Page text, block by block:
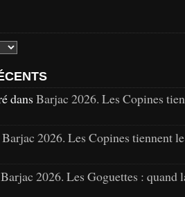
dans Barjac 2026. Les Copines
Barjac 2026. Les Copines tiennent
Barjac 2026. Les Goguettes : quand